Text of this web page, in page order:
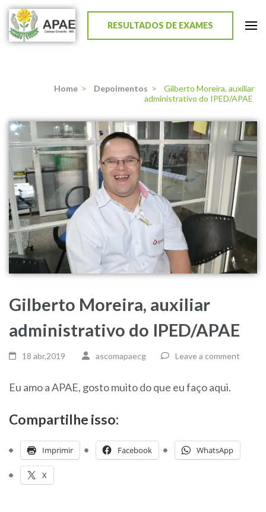
APAE de Campo Grande
RESULTADOS DE EXAMES
Home > Depoimentos >
Gilberto Moreira, auxiliar
administrativo do IPED/APAE
Gilberto Moreira, auxiliar
administrativo do IPED/APAE
18 abr,2019 ascomapaecg Leave a comment
Eu amo a APAE, gosto muito do que eu faço aqui.
Compartilhe isso:
Imprimir Facebook WhatsApp
X